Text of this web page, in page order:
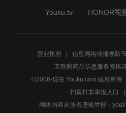
Youku.tv HONOR视
营业执照 信息网络传播视听
互联网药品信息服务资格
©2006-现在 Youku.com 版权所有
扫黄打非举报入口
网络内容从业者违规举报：